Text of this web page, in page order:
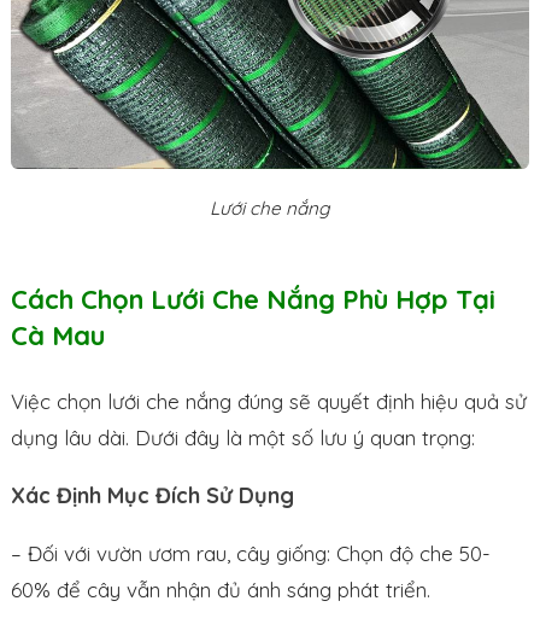
Lưới che nắng
Cách Chọn Lưới Che Nắng Phù Hợp Tại
Cà Mau
Việc chọn lưới che nắng đúng sẽ quyết định hiệu quả sử
dụng lâu dài. Dưới đây là một số lưu ý quan trọng:
Xác Định Mục Đích Sử Dụng
– Đối với vườn ươm rau, cây giống: Chọn độ che 50-
60% để cây vẫn nhận đủ ánh sáng phát triển.